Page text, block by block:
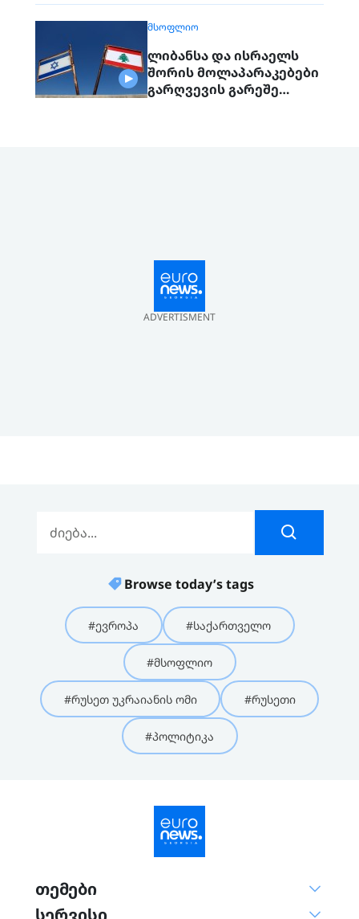
ᲛᲡᲝᲤᲚᲘᲝ
ლიბანსა და ისრაელს
შორის მოლაპარაკებები
გარღვევის გარეშე
ADVERTISMENT
Browse today’s tags
#ევროპა #საქართველო
#მსოფლიო
#რუსეთ უკრაიანის ომი #რუსეთი
#პოლიტიკა
თემები